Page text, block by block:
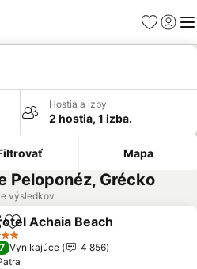
Obľúbené
Hostia a izby
2 hostia, 1 izba.
Mapa
Peloponéz, Grécko
výsledkov
Pridať do obľúbených
Achaia Beach
hviezdičiek
Vynikajúce
4 856